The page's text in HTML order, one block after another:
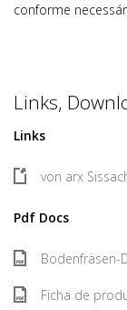
conforme
Links,
Links
von arx
Pdf Docs
Bodenfräsen-
Ficha de